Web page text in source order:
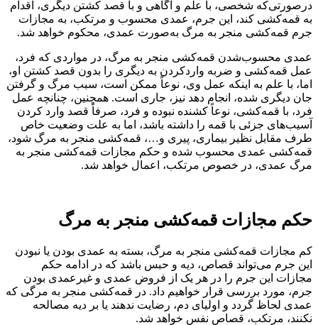
درصورتی‌که شخصی، با علم و آگاهی و با قصد کشتن دیگری، اقدام
به قمه‌کشی کند، این جرم، عمدی محسوب و مرتکب، به مجازات
جرم قمه‌کشی منجر به مرگ به‌صورت عمدی، محکوم خواهد شد.
عمدی محسوب‌شدن قمه‌کشی منجر به مرگ، در مواردی که فرد،
عمل قمه‌کشی و ضربه واردکردن به دیگری را بدون قصد کشتن او،
اما، با علم به اینکه عمل وی، نوعاً ممکن است، سبب مرگ و گرفتن
جان دیگری شده، انجام دهد نیز، جاری است. همچنین، چنانچه عمل
فرد، با قمه‌کشی، نوعاً کشنده نبوده و فرد، صرفاً قصد وارد کردن
آسیب‌های جزئی با قمه را داشته باشد، اما به علت وضعیت خاص
طرف مقابل نظیر بیماری، پیری و…، قمه‌کشی منجر به مرگ شود،
قمه‌کشی عمدی محسوب شده و حکم مجازات قمه‌کشی منجر به
مرگ عمدی، در خصوص مرتکب، اعمال خواهد شد.
حکم مجازات قمه‌کشی منجر به مرگ
کم مجازات قمه‌کشی منجر به مرگ، بسته به عمدی بودن یا نبودن
این جرم می‌تواند قصاص، دیه و حبس باشد که در ادامه حکم
مجازات این جرم را در هر یک از فروض عمدی و غیرعمدی بودن
جرم، مورد بررسی قرار خواهیم داد. در قمه‌کشی منجر به مرگی که
عمدی لحاظ گردد و اولیای دم، رضایت ندهند یا بر دیه مصالحه
نکنند، مرتکب، قصاص نفس خواهد شد.